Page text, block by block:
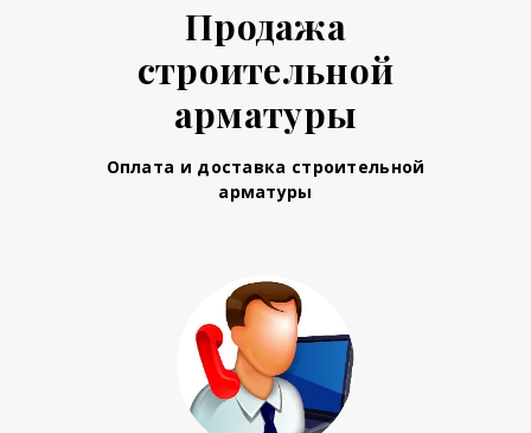
Продажа
строительной
арматуры
Оплата и доставка строительной
арматуры